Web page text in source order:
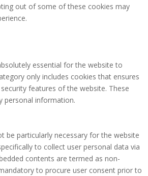
out of some of these cookies may
essential for the website to
only includes cookies that ensures
features of the website. These
personal information.
be particularly necessary for the website
to collect user personal data via
contents are termed as non-
to procure user consent prior to